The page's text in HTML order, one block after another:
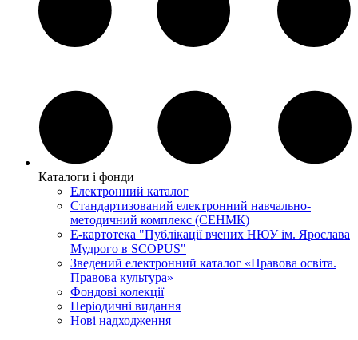
Каталоги і фонди
Електронний каталог
Стандартизований електронний навчально-
методичний комплекс (СЕНМК)
Е-картотека "Публікації вчених НЮУ ім. Ярослава
Мудрого в SCOPUS"
Зведений електронний каталог «Правова освіта.
Правова культура»
Фондові колекції
Періодичні видання
Нові надходження